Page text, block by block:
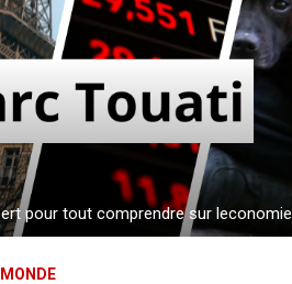
pour tout comprendre sur leconomie